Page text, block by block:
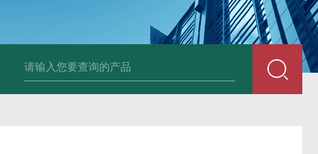
Ophir PD300R 激光功率传感器 Ophir PD300-